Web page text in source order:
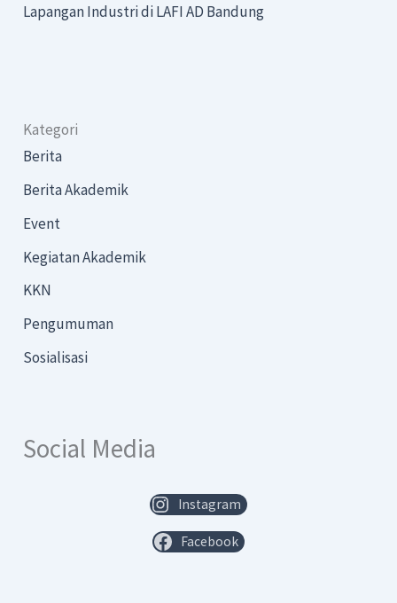
Lapangan Industri di LAFI AD Bandung
Kategori
Berita
Berita Akademik
Event
Kegiatan Akademik
KKN
Pengumuman
Sosialisasi
Social Media
Instagram
Facebook